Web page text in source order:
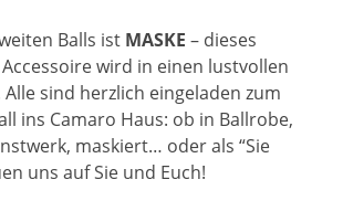
Balls ist MASKE – dieses
wird in einen lustvollen
sind herzlich eingeladen zum
ins Camaro Haus: ob in Ballrobe,
maskiert… oder als “Sie
uns auf Sie und Euch!